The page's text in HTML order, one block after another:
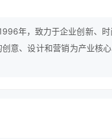
年，致力于企业创新、
意、设计和营销为产业核